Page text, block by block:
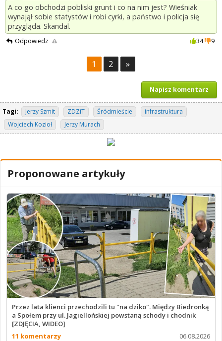
A co go obchodzi pobliski grunt i co na nim jest? Wieśniak
wynajął sobie statystów i robi cyrki, a państwo i policja się
przygląda. Skandal.
Odpowiedz 34 9
1 2 »
Napisz komentarz
Tagi: Jerzy Szmit ZDZiT Śródmieście
infrastruktura
Wojciech Kozioł
Jerzy Murach
Proponowane artykuły
Przez lata klienci przechodzili tu "na dziko". Między Biedronką
a Społem przy ul. Jagiellońskiej powstaną schody i chodnik
[ZDJĘCIA, WIDEO]
11 komentarzy
06.08.2026